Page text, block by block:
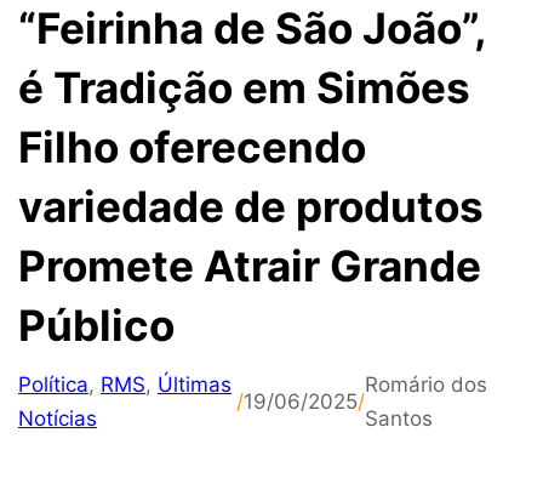
“Feirinha de São João”,
é Tradição em Simões
Filho oferecendo
variedade de produtos
Promete Atrair Grande
Público
Política, RMS, Últimas
Notícias
/19/06/2025/
Romário dos
Santos